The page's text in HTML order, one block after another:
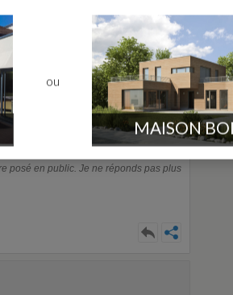
L'extorsion de fond est
ou contraintesoit une
secret,
soit la remise de
pénal)
posé en public. Je ne réponds pas plus
ou
MAISON